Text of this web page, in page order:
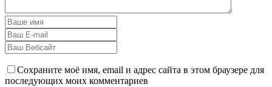
Сохраните моё имя, email и адрес сайта в этом браузере для
последующих моих комментариев